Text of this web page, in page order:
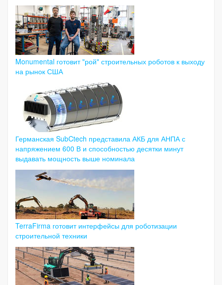
Monumental готовит "рой" строительных роботов к выходу
на рынок США
Германская SubCtech представила АКБ для АНПА с
напряжением 600 В и способностью десятки минут
выдавать мощность выше номинала
TerraFirma готовит интерфейсы для роботизации
строительной техники